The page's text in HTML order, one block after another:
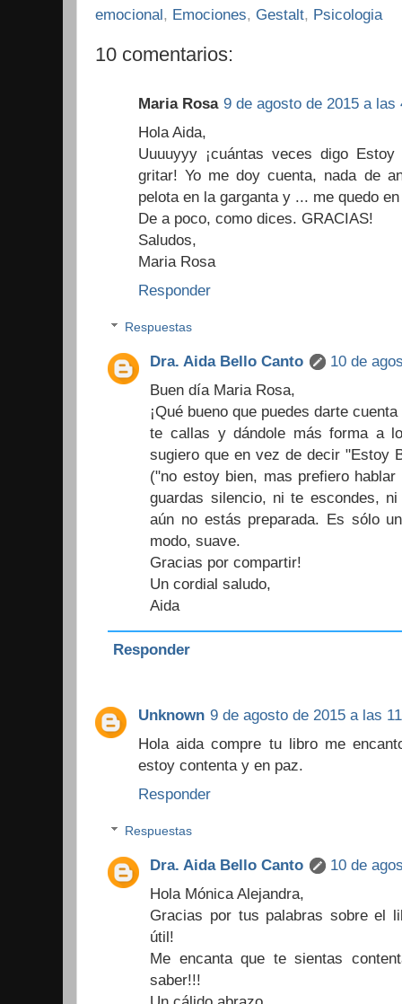
emocional, Emociones, Gestalt, Psicologia
10 comentarios:
Maria Rosa 9 de agosto de 2015 a las
Hola Aida,
Uuuuyyy ¡cuántas veces digo
gritar! Yo me doy cuenta, nada de
pelota en la garganta y ... me quedo
De a poco, como dices. GRACIAS!
Saludos,
Maria Rosa
Responder
Respuestas
Dra. Aida Bello Canto
10 de
Buen día Maria Rosa,
¡Qué bueno que puedes darte
te callas y dándole más forma a
sugiero que en vez de decir "Estoy
("no estoy bien, mas prefiero
guardas silencio, ni te escondes,
aún no estás preparada. Es sólo
modo, suave.
Gracias por compartir!
Un cordial saludo,
Aida
Responder
Unknown 9 de agosto de 2015 a las
Hola aida compre tu libro me
estoy contenta y en paz.
Responder
Respuestas
Dra. Aida Bello Canto
10 de
Hola Mónica Alejandra,
Gracias por tus palabras sobre el
útil!
Me encanta que te sientas
saber!!!